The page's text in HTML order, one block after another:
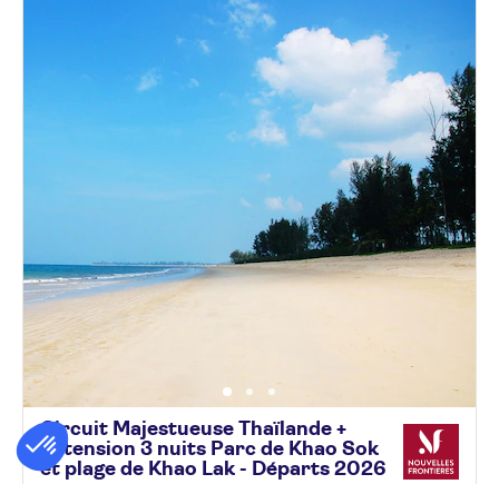
Circuit Majestueuse Thaïlande +
Extension 3 nuits Parc de Khao Sok
et plage de Khao Lak - Départs 2026